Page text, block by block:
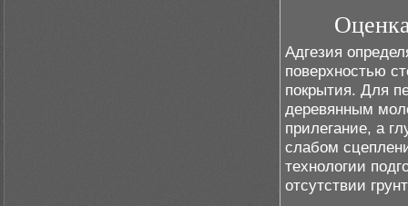
Адгезия
поверхностью
покрытия. Для
деревянным
прилегание, а
слабом
технологии
отсутствии